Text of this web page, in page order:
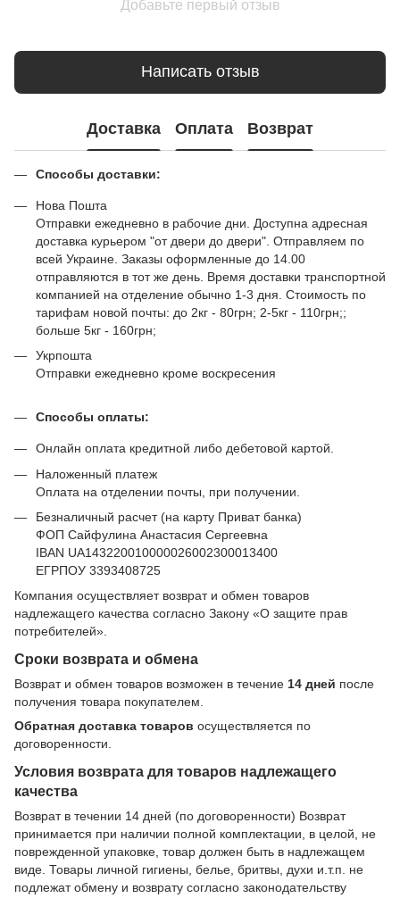
Добавьте первый отзыв
Написать отзыв
Доставка Оплата Возврат
Способы доставки:
Нова Пошта
Отправки ежедневно в рабочие дни. Доступна адресная
доставка курьером "от двери до двери". Отправляем по
всей Украине. Заказы оформленные до 14.00
отправляются в тот же день. Время доставки транспортной
компанией на отделение обычно 1-3 дня. Стоимость по
тарифам новой почты: до 2кг - 80грн; 2-5кг - 110грн;;
больше 5кг - 160грн;
Укрпошта
Отправки ежедневно кроме воскресения
Способы оплаты:
Онлайн оплата кредитной либо дебетовой картой.
Наложенный платеж
Оплата на отделении почты, при получении.
Безналичный расчет (на карту Приват банка)
ФОП Сайфулина Анастасия Сергеевна
IBAN UA143220010000026002300013400
ЕГРПОУ 3393408725
Компания осуществляет возврат и обмен товаров
надлежащего качества согласно Закону «О защите прав
потребителей».
Сроки возврата и обмена
Возврат и обмен товаров возможен в течение 14 дней после
получения товара покупателем.
Обратная доставка товаров осуществляется по
договоренности.
Условия возврата для товаров надлежащего
качества
Возврат в течении 14 дней (по договоренности) Возврат
принимается при наличии полной комплектации, в целой, не
поврежденной упаковке, товар должен быть в надлежащем
виде. Товары личной гигиены, белье, бритвы, духи и.т.п. не
подлежат обмену и возврату согласно законодательству